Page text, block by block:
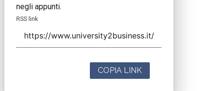
negli appunti.
RSS link
COPIA LINK